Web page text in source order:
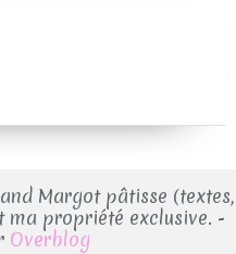
Margot pâtisse (textes,
ma propriété exclusive. -
Overblog